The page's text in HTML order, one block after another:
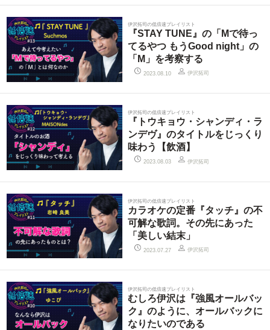
伊沢拓司の低倍速プレイリスト
『STAY TUNE』の「Mで待っ
てるやつ もうGood night」の
「M」を考察する
2023.08.10 伊沢拓司
伊沢拓司の低倍速プレイリスト
『トウキョウ・シャンディ・ラ
ンデヴ』のタイトルをじっくり
味わう【飲酒】
2023.08.03 伊沢拓司
伊沢拓司の低倍速プレイリスト
カラオケの定番『タッチ』の不
可解な歌詞。その先にあった
「美しい結末」
2023.07.27 伊沢拓司
伊沢拓司の低倍速プレイリスト
むしろ伊沢は『強風オールバッ
ク』のように、オールバックに
なりたいのである